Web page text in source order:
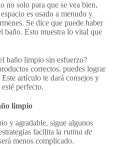
no solo para que se vea bien,
es usado a menudo y
Se dice que puede haber
baño. Esto muestra lo vital que
baño limpio sin esfuerzo?
correctos, puedes lograr
artículo te dará consejos y
perfecto.
limpio
y agradable, sigue algunos
facilita la rutina de
menos complicado.